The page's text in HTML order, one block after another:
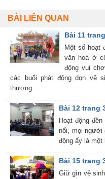
BÀI LIÊN QUAN
Bài 11
Một số hoạt
văn hoá ở
động vui
các buổi phát động dọn vệ
thương.
Bài 12 trang
Hoạt động
nổi, mọi người
động ấy là một
Bài 15 trang
Giữ gìn vệ